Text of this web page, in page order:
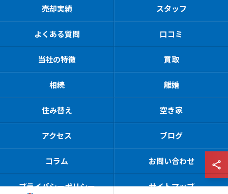
売却実績 スタッフ
よくある質問 口コミ
当社の特徴 買取
相続 離婚
住み替え 空き家
アクセス ブログ
コラム お問い合わせ
プライバシーポリシー サイトマップ